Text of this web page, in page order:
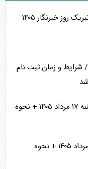
جدیدترین پیش فروش سایپا مرداد ۱۴۰۵ / شرایط و زمان ثبت نام
جدول قطعی برق استان کرمانشاه فردا شنبه ۱۷ مرداد ۱۴۰۵ + نحوه
جدول قطعی برق استان قم فردا شنبه ۱۷ مرداد ۱۴۰۵ + نحوه